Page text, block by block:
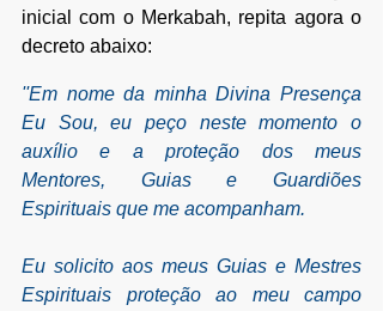
inicial com o Merkabah, repita agora o
decreto abaixo:
''Em nome da minha Divina Presença
Eu Sou, eu peço neste momento o
auxílio e a proteção dos meus
Mentores, Guias e Guardiões
Espirituais que me acompanham.
Eu solicito aos meus Guias e Mestres
Espirituais proteção ao meu campo